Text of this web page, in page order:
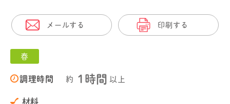
メールする 印刷する
春
調理時間 約 1時間 以上
材料